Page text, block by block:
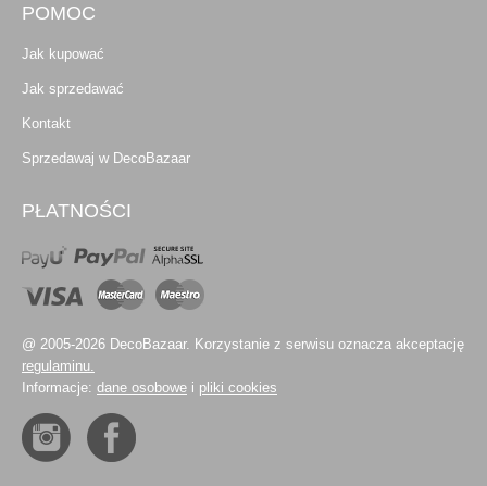
POMOC
Jak kupować
Jak sprzedawać
Kontakt
Sprzedawaj w DecoBazaar
PŁATNOŚCI
@ 2005-2026 DecoBazaar. Korzystanie z serwisu oznacza akceptację
regulaminu.
Informacje: dane osobowe i pliki cookies